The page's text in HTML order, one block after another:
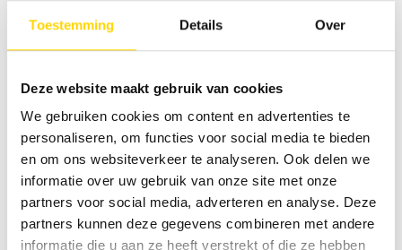
Toestemming Details Over
Deze website maakt gebruik van cookies
We gebruiken cookies om content en advertenties te
personaliseren, om functies voor social media te bieden
en om ons websiteverkeer te analyseren. Ook delen we
informatie over uw gebruik van onze site met onze
partners voor social media, adverteren en analyse. Deze
partners kunnen deze gegevens combineren met andere
informatie die u aan ze heeft verstrekt of die ze hebben
Velden met * zijn verplicht!
Als u via ons beveiligde contactformulier (SSL-standaard)
contact met ons opneemt, worden uw invoergegevens
samen met de door u opgegeven contactgegevens
opgeslagen in het e‑mailpostvak voor de afhandeling van
het verzoek. Deze gegevens worden niet doorgegeven en
worden alleen zo lang bewaard als nodig is voor de
afhandeling van het verzoek. Voor meer informatie